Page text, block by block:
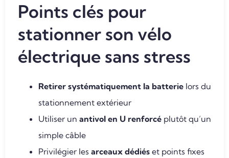
Points clés pour
stationner son vélo
électrique sans stress
Retirer systématiquement la batterie lors du
stationnement extérieur
Utiliser un antivol en U renforcé plutôt qu’un
simple câble
Privilégier les arceaux dédiés et points fixes